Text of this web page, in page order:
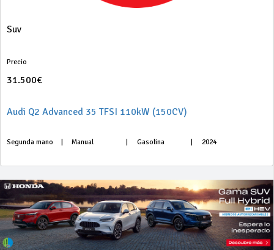
Suv
Precio
31.500€
Audi Q2 Advanced 35 TFSI 110kW (150CV)
Segunda mano Manual Gasolina 2024